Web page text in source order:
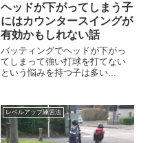
ヘッドが下がってしまう子
にはカウンタースイングが
有効かもしれない話
バッティングでヘッドが下がっ
てしまって強い打球を打てない
という悩みを持つ子は多い...
レベルアップ練習法